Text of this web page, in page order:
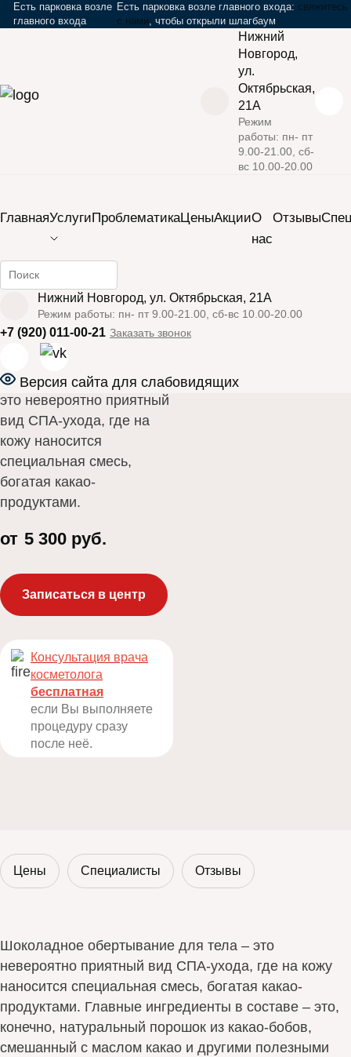
Есть парковка возле
главного входа
Есть парковка возле главного входа: свяжитесь
с нами, чтобы открыли шлагбаум
Нижний
Новгород,
ул.
Октябрьская,
21А
Режим
работы: пн- пт
9.00-21.00, сб-
вс 10.00-20.00
ГлавнаяУслугиПроблематикаЦеныАкцииО
нас
Отзывы
Нижний Новгород, ул. Октябрьская, 21А
Режим работы: пн- пт 9.00-21.00, сб-вс 10.00-20.00
+7 (920) 011-00-21 Заказать звонок
Версия сайта для слабовидящих
Шоколадное обертывание
Шоколадное
обертывание
Шоколадное
обертывание для тела –
это невероятно приятный
вид СПА-ухода, где на
кожу наносится
специальная смесь,
богатая какао-
продуктами.
от 5 300 руб.
Записаться в центр
Консультация врача
косметолога
бесплатная
если Вы выполняете
процедуру сразу
после неё.
Цены Специалисты Отзывы
Шоколадное обертывание для тела – это
невероятно приятный вид СПА-ухода, где на кожу
наносится специальная смесь, богатая какао-
продуктами. Главные ингредиенты в составе – это,
конечно, натуральный порошок из какао-бобов,
смешанный с маслом какао и другими полезными